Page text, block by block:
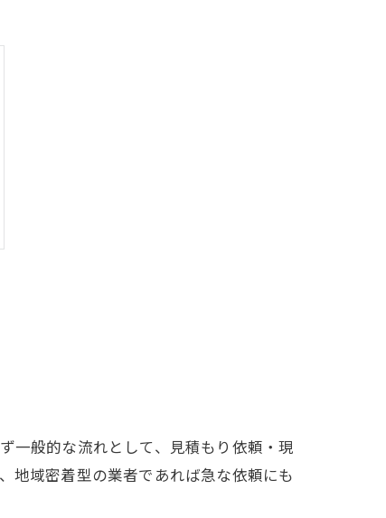
一般的な流れとして、見積もり依頼・現
地域密着型の業者であれば急な依頼にも